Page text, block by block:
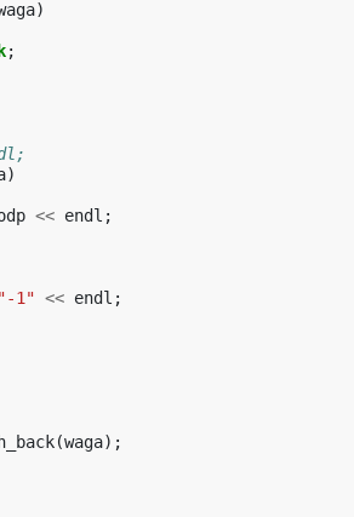
)
;
)
<< endl ;
"-1" << endl ;
(waga);